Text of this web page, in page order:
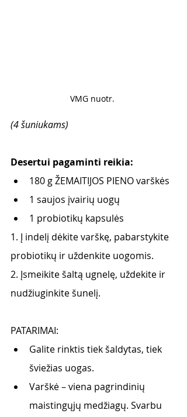
VMG nuotr.
(4 šuniukams)
Desertui pagaminti reikia:
180 g ŽEMAITIJOS PIENO varškės
1 saujos įvairių uogų
1 probiotikų kapsulės
1. Į indelį dėkite varškę, pabarstykite
probiotikų ir uždenkite uogomis.
2. Įsmeikite šaltą ugnelę, uždekite ir
nudžiuginkite šunelį.
PATARIMAI:
Galite rinktis tiek šaldytas, tiek
šviežias uogas.
Varškė – viena pagrindinių
maistingųjų medžiagų. Svarbu